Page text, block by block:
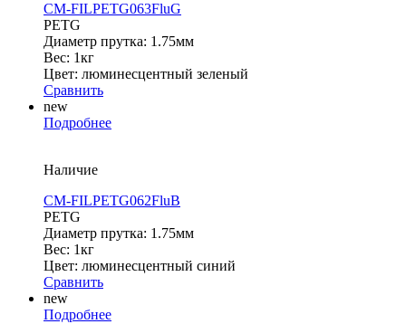
CM-FILPETG063FluG
PETG
Диаметр прутка: 1.75мм
Вес: 1кг
Цвет: люминесцентный зеленый
Сравнить
new
Подробнее
Наличие
CM-FILPETG062FluB
PETG
Диаметр прутка: 1.75мм
Вес: 1кг
Цвет: люминесцентный синий
Сравнить
new
Подробнее